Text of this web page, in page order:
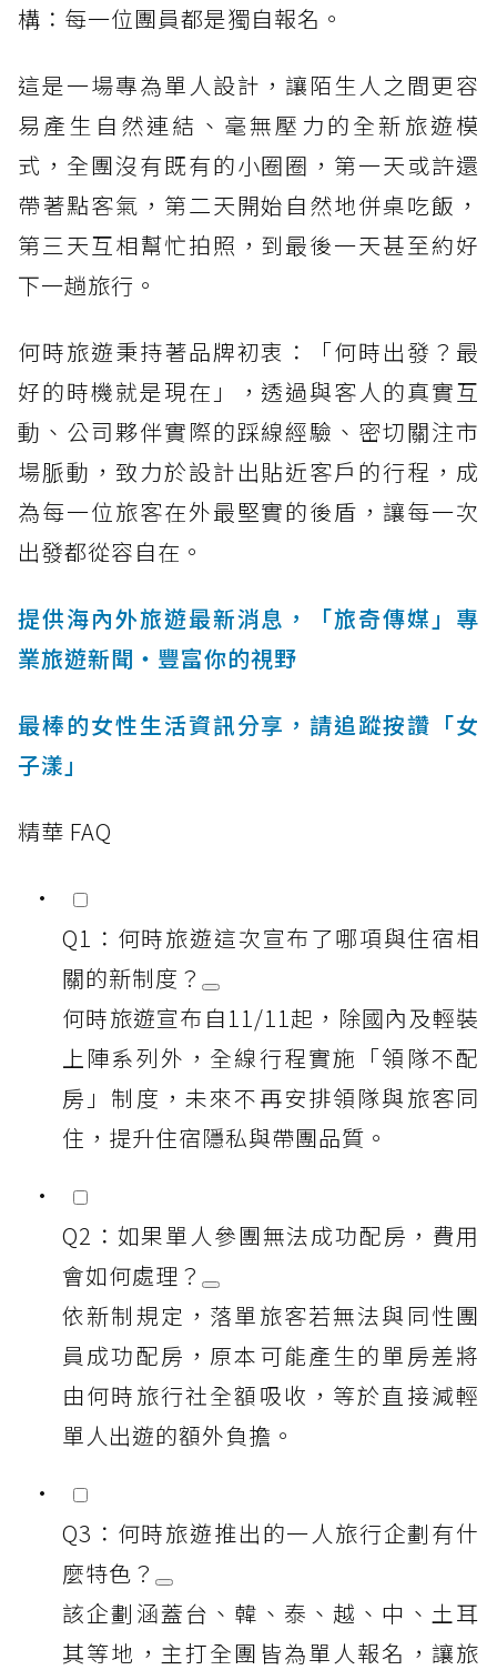
構：每一位團員都是獨自報名。
這是一場專為單人設計，讓陌生人之間更容
易產生自然連結、毫無壓力的全新旅遊模
式，全團沒有既有的小圈圈，第一天或許還
帶著點客氣，第二天開始自然地併桌吃飯，
第三天互相幫忙拍照，到最後一天甚至約好
下一趟旅行。
何時旅遊秉持著品牌初衷：「何時出發？最
好的時機就是現在」，透過與客人的真實互
動、公司夥伴實際的踩線經驗、密切關注市
場脈動，致力於設計出貼近客戶的行程，成
為每一位旅客在外最堅實的後盾，讓每一次
出發都從容自在。
提供海內外旅遊最新消息，「旅奇傳媒」專
業旅遊新聞‧豐富你的視野
最棒的女性生活資訊分享，請追蹤按讚「女
子漾」
精華 FAQ
Q1：何時旅遊這次宣布了哪項與住宿相
關的新制度？
何時旅遊宣布自11/11起，除國內及輕裝
上陣系列外，全線行程實施「領隊不配
房」制度，未來不再安排領隊與旅客同
住，提升住宿隱私與帶團品質。
Q2：如果單人參團無法成功配房，費用
會如何處理？
依新制規定，落單旅客若無法與同性團
員成功配房，原本可能產生的單房差將
由何時旅行社全額吸收，等於直接減輕
單人出遊的額外負擔。
Q3：何時旅遊推出的一人旅行企劃有什
麼特色？
該企劃涵蓋台、韓、泰、越、中、土耳
其等地，主打全團皆為單人報名，讓旅